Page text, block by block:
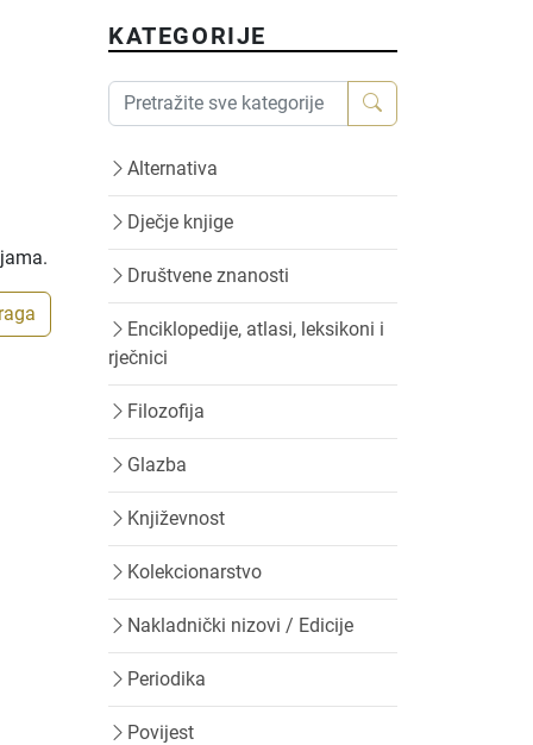
KATEGORIJE
Alternativa
Dječje knjige
Društvene znanosti
Enciklopedije, atlasi, leksikoni i
rječnici
Filozofija
Glazba
Književnost
Kolekcionarstvo
Nakladnički nizovi / Edicije
Periodika
Povijest